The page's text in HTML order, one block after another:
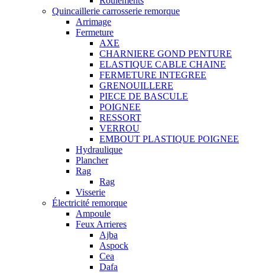
Quincaillerie carrosserie remorque
Arrimage
Fermeture
AXE
CHARNIERE GOND PENTURE
ELASTIQUE CABLE CHAINE
FERMETURE INTEGREE
GRENOUILLERE
PIECE DE BASCULE
POIGNEE
RESSORT
VERROU
EMBOUT PLASTIQUE POIGNEE
Hydraulique
Plancher
Rag
Rag
Visserie
Électricité remorque
Ampoule
Feux Arrieres
Ajba
Aspock
Cea
Dafa